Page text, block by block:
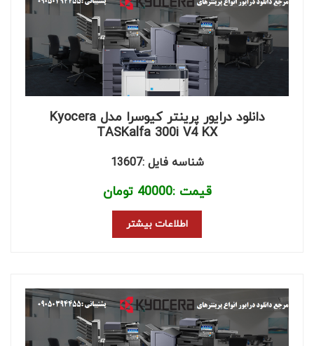
دانلود درایور پرینتر کیوسرا مدل Kyocera
TASKalfa 300i V4 KX
شناسه فایل :13607
قیمت :40000 تومان
اطلاعات بیشتر